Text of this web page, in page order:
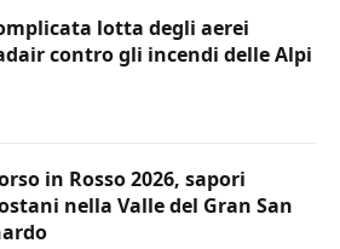
lotta degli aerei
contro gli incendi delle Alpi
in Rosso 2026, sapori
nella Valle del Gran San